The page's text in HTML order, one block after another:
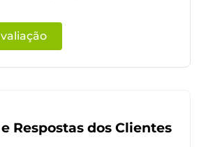
Respostas dos Clientes